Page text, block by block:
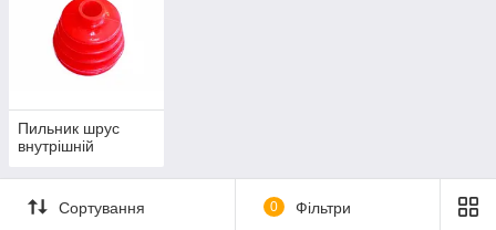
Пильник шрус
внутрішній
Сортування 0 Фільтри